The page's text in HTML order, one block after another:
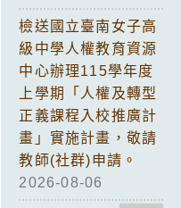
檢送國立臺南女子高
級中學人權教育資源
中心辦理115學年度
上學期「人權及轉型
正義課程入校推廣計
畫」實施計畫，敬請
教師(社群)申請。
2026-08-06